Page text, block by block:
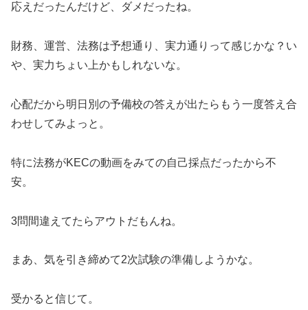
応えだったんだけど、ダメだったね。
財務、運営、法務は予想通り、実力通りって感じかな？い
や、実力ちょい上かもしれないな。
心配だから明日別の予備校の答えが出たらもう一度答え合
わせしてみよっと。
特に法務がKECの動画をみての自己採点だったから不
安。
3問間違えてたらアウトだもんね。
まあ、気を引き締めて2次試験の準備しようかな。
受かると信じて。